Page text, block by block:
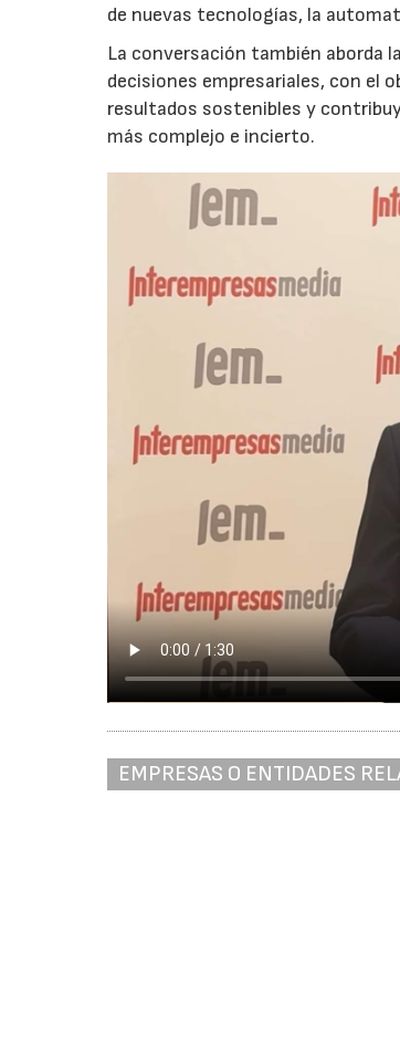
de nuevas tecnologías, la
La conversación también aborda
decisiones empresariales, con el
resultados sostenibles y
más complejo e incierto.
EMPRESAS O ENTIDADES